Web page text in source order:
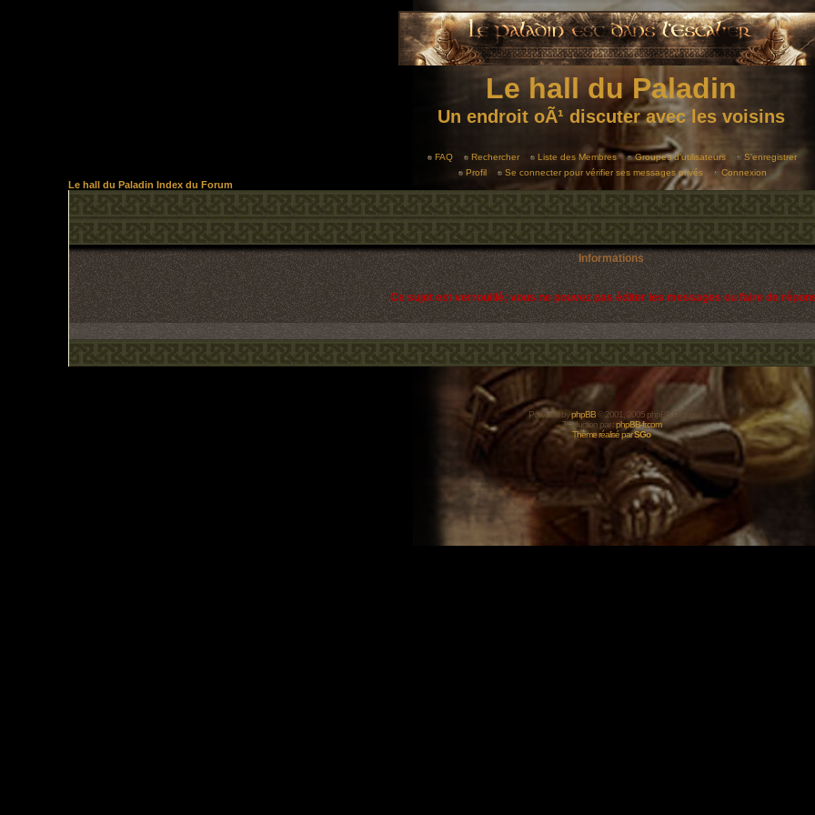
Le hall du Paladin
Un endroit oÃ¹ discuter avec les voisins
FAQ Rechercher Liste des Membres Groupes d'utilisateurs
S'enregistrer
Profil
Se connecter pour vérifier ses messages privés Connexion
Le hall du Paladin Index du Forum
Informations
Ce sujet est verrouillé; vous ne pouvez pas éditer les messages ou faire de
Powered byphpBB© 2001, 2005 phpBB Group
Traduction par :phpBB-fr.com
Thème réalisé parSGo